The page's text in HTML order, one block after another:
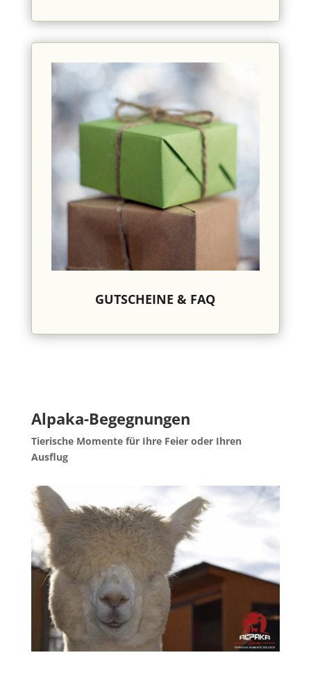
GUTSCHEINE & FAQ
Alpaka-Begegnungen
Tierische Momente für Ihre Feier oder Ihren
Ausflug